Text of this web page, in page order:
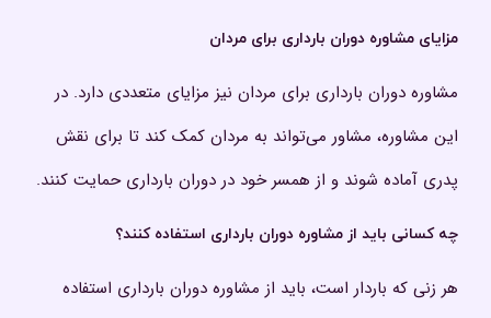
مزایای مشاوره دوران بارداری برای مردان
مشاوره دوران بارداری برای مردان نیز مزایای متعددی دارد. در
این مشاوره، مشاور می‌تواند به مردان کمک کند تا برای نقش
پدری آماده شوند و از همسر خود در دوران بارداری حمایت کنند.
چه کسانی باید از مشاوره دوران بارداری استفاده کنند؟
هر زنی که باردار است، باید از مشاوره دوران بارداری استفاده